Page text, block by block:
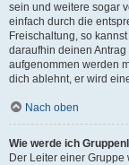
sein und weitere sogar
einfach durch die
Freischaltung, so
daraufhin deinen
aufgenommen werden
dich ablehnt, er wird
Nach oben
Wie werde ich
Der Leiter einer